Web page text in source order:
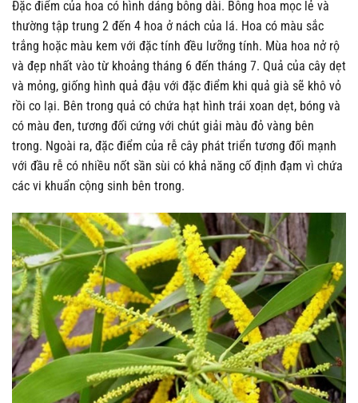
Đặc điểm của hoa có hình dáng bông dài. Bông hoa mọc lẻ và
thường tập trung 2 đến 4 hoa ở nách của lá. Hoa có màu sắc
trắng hoặc màu kem với đặc tính đều lưỡng tính. Mùa hoa nở rộ
và đẹp nhất vào từ khoảng tháng 6 đến tháng 7. Quả của cây dẹt
và mỏng, giống hình quả đậu với đặc điểm khi quả già sẽ khô vỏ
rồi co lại. Bên trong quả có chứa hạt hình trái xoan dẹt, bóng và
có màu đen, tương đối cứng với chút giải màu đỏ vàng bên
trong. Ngoài ra, đặc điểm của rễ cây phát triển tương đối mạnh
với đầu rễ có nhiều nốt sần sùi có khả năng cố định đạm vì chứa
các vi khuẩn cộng sinh bên trong.